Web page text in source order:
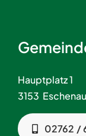
Hauptplatz 1
3153 Eschenau
02762 /